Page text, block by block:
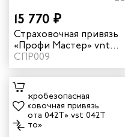
15 770 ₽
Страховочная привязь
«Профи Мастер» vnt
050
СПР009